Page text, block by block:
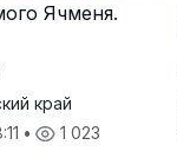
Ячменя.
край
• 1 023